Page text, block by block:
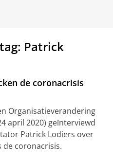
Patrick
de coronacrisis
Organisatieverandering
april 2020) geïnterviewd
Patrick Lodiers over
de coronacrisis.